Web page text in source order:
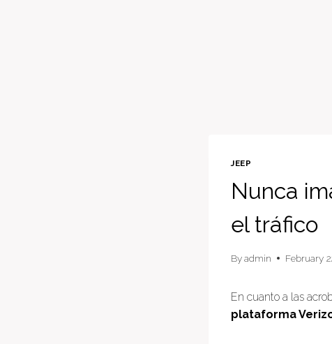
JEEP
Nunca
el tráfico
Byadmin February
En cuanto a las
plataforma